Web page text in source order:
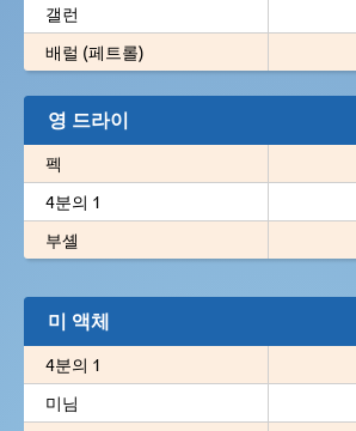
갤런
배럴 (페트롤)
영 드라이
펙
4분의 1
부셸
미 액체
4분의 1
미님